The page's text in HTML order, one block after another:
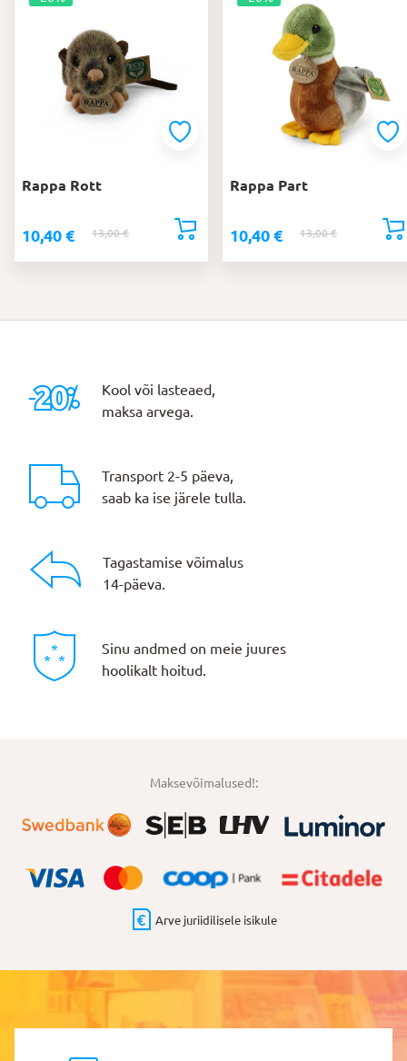
Rappa Rott
13,00€Algne
10,40 €
Praegune
Rappa Part
13,00€Algne
10,40 €
Praegune
Kool või lasteaed,
maksa arvega.
Transport 2-5 päeva,
saab ka ise järele tulla.
Tagastamise võimalus
14-päeva.
Sinu andmed on meie juures
hoolikalt hoitud.
Maksevõimalused!:
Arve juriidilisele isikule